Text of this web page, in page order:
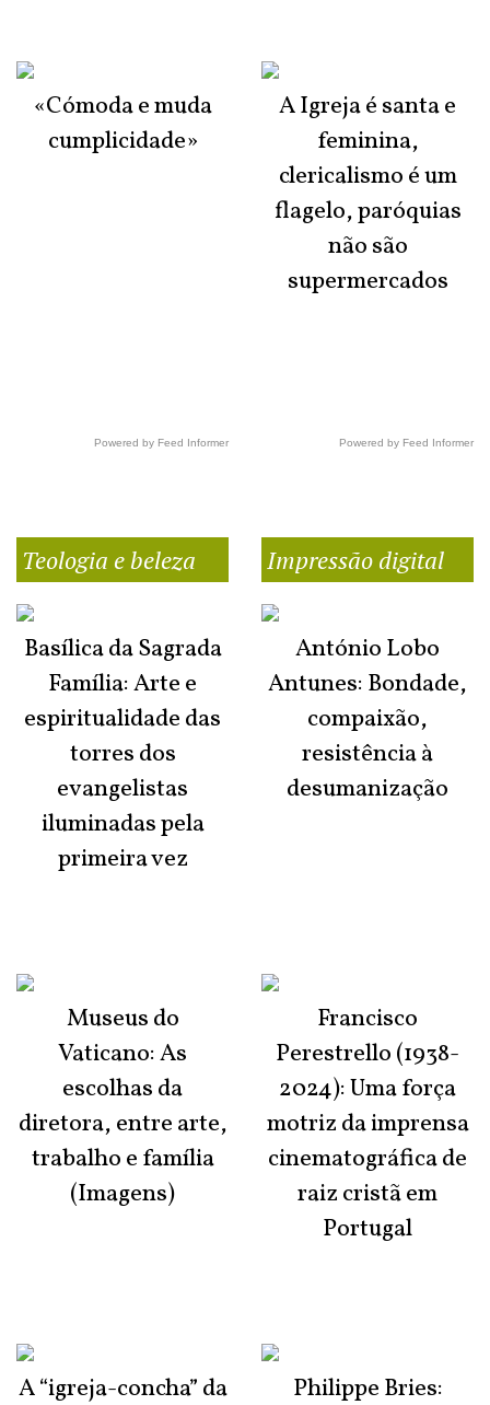
«Cómoda e muda
cumplicidade»
Powered by Feed Informer
A Igreja é santa e
feminina,
clericalismo é um
flagelo, paróquias
não são
supermercados
Powered by Feed Informer
Teologia e beleza
Basílica da Sagrada
Família: Arte e
espiritualidade das
torres dos
evangelistas
iluminadas pela
primeira vez
Museus do
Vaticano: As
escolhas da
diretora, entre arte,
trabalho e família
(Imagens)
A “igreja-concha” da
Impressão digital
António Lobo
Antunes: Bondade,
compaixão,
resistência à
desumanização
Francisco
Perestrello (1938-
2024): Uma força
motriz da imprensa
cinematográfica de
raiz cristã em
Portugal
Philippe Bries: